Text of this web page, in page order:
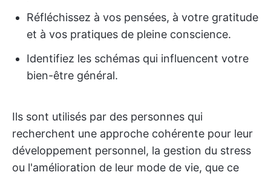
Réfléchissez à vos pensées, à votre gratitude
et à vos pratiques de pleine conscience.
Identifiez les schémas qui influencent votre
bien-être général.
Ils sont utilisés par des personnes qui
recherchent une approche cohérente pour leur
développement personnel, la gestion du stress
ou l'amélioration de leur mode de vie, que ce